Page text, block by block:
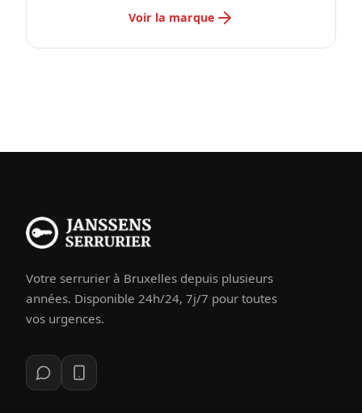
Voir la marque
Votre serrurier à Bruxelles depuis plusieurs
années. Disponible 24h/24, 7j/7 pour toutes
vos urgences.